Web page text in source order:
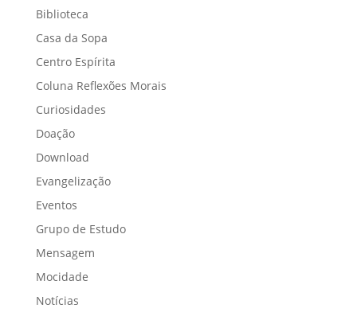
Biblioteca
Casa da Sopa
Centro Espírita
Coluna Reflexões Morais
Curiosidades
Doação
Download
Evangelização
Eventos
Grupo de Estudo
Mensagem
Mocidade
Notícias